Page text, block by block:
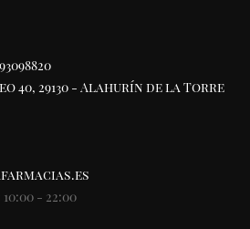
40, 29130 - Alahurín de la Torre
- 22:00